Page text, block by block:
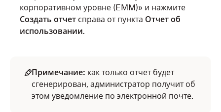
корпоративном уровне (EMM)» и нажмите
Создать отчет справа от пункта Отчет об
использовании.
Примечание: как только отчет будет
сгенерирован, администратор получит об
этом уведомление по электронной почте.